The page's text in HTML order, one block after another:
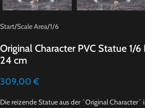
Start/Scale Area/1/6
Original Character PVC Statue 1/
24 cm
309,00 €
Die reizende Statue aus der ´Original Character´